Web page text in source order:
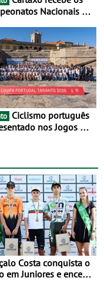
Nacionais da
e 2 de agosto
nos Jogos do
Costa conquista o
em Juniores e encerra